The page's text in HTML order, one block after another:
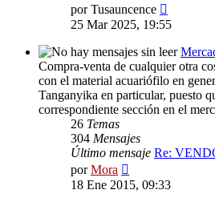
porTusauncence
último
25 Mar 2025, 19:55
Compra-venta de cualquier otra
con el material acuariófilo en
Tanganyika en particular, puesto
correspondiente sección en el
26 Temas
304 Mensajes
Último mensaje Re:
porMora
último
mensaje
18 Ene 2015, 09:33